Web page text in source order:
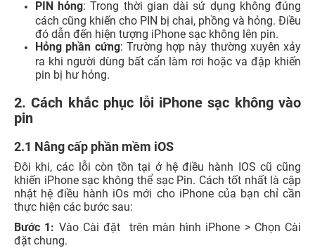
PIN hỏng: Trong thời gian dài sử dụng không đúng
cách cũng khiến cho PIN bị chai, phồng và hỏng. Điều
đó dẫn đến hiện tượng iPhone sạc không lên pin.
Hỏng phần cứng: Trường hợp này thường xuyên xảy
ra khi người dùng bất cẩn làm rơi hoặc va đập khiến
pin bị hư hỏng.
2. Cách khắc phục lỗi iPhone sạc không vào
pin
2.1 Nâng cấp phần mềm iOS
Đôi khi, các lỗi còn tồn tại ở hệ điều hành IOS cũ cũng
khiến iPhone sạc không thể sạc Pin. Cách tốt nhất là cập
nhật hệ điều hành iOs mới cho iPhone của bạn chỉ cần
thực hiện các bước sau:
Bước 1: Vào Cài đặt trên màn hình iPhone > Chọn Cài
đặt chung.